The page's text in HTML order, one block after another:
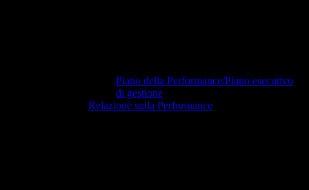
Piano della Performance/Piano esecutivo
di gestione
Relazione sulla Performance